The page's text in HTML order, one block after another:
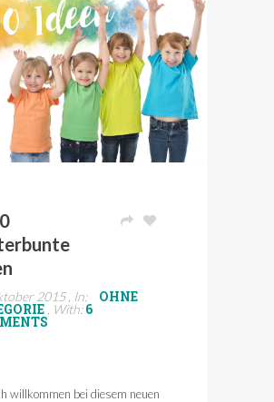
2015 , In: OHNE
, With:6
willkommen bei diesem neuen